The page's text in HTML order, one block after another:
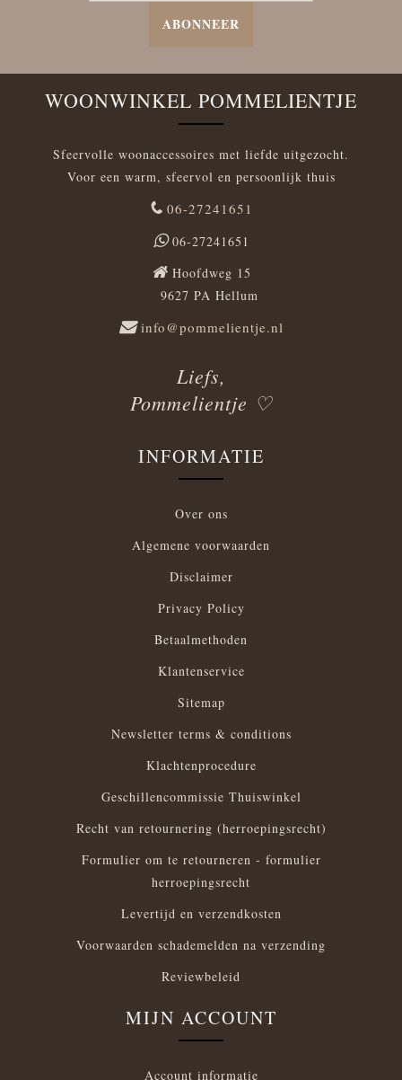
ABONNEER
WOONWINKEL POMMELIENTJE
Sfeervolle woonaccessoires met liefde uitgezocht.
Voor een warm, sfeervol en persoonlijk thuis
06-27241651
06-27241651
Hoofdweg 15
9627 PA Hellum
info@pommelientje.nl
Liefs,
Pommelientje ♡
INFORMATIE
Over ons
Algemene voorwaarden
Disclaimer
Privacy Policy
Betaalmethoden
Klantenservice
Sitemap
Newsletter terms & conditions
Klachtenprocedure
Geschillencommissie Thuiswinkel
Recht van retournering (herroepingsrecht)
Formulier om te retourneren - formulier
herroepingsrecht
Levertijd en verzendkosten
Voorwaarden schademelden na verzending
Reviewbeleid
MIJN ACCOUNT
Account informatie